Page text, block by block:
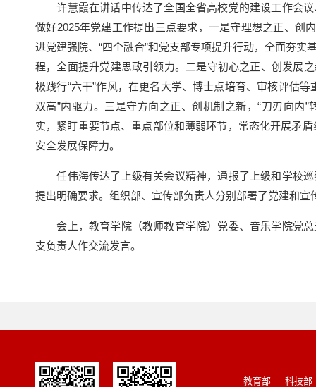
许慧霞在讲话中传达了全国全省高校党的建设工作会议
做好2025年党建工作提出三点要求，一是守理想之正、创
进党建强院、“四个融合”和党支部专项提升行动，全面夯
程，全面提升党建思政引领力。二是守初心之正、创发展
极践行“六干”作风，在更名大学、博士点培育、审核评估
双高”内驱力。三是守方向之正、创机制之新，“刀刃向内
实，紧盯重要节点、重点部位和薄弱环节，常态化开展矛
安全发展保障力。
任伟海传达了上级有关会议精神，通报了上级和学校巡
提出明确要求。组织部、宣传部负责人分别部署了党建和宣
会上，教育学院（教师教育学院）党委、音乐学院党总
支负责人作交流发言。
教育部 科技部